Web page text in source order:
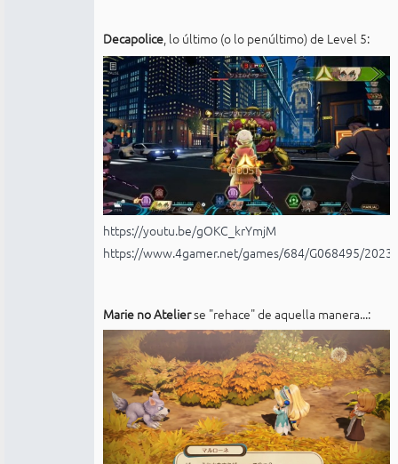
Decapolice, lo último (o lo penúltimo) de Level 5:
https://youtu.be/gOKC_krYmjM
https://www.4gamer.net/games/684/G068495/
Marie no Atelierse "rehace" de aquella manera...: